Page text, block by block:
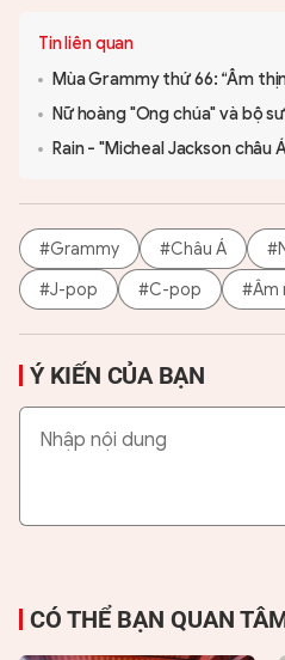
Tin liên quan
Mùa Grammy thứ 66: “Âm
Nữ hoàng "Ong chúa" và bộ
Rain - "Micheal Jackson châu
#Grammy #Châu Á
#J-pop
#C-pop #Âm
Ý KIẾN CỦA BẠN
CÓ THỂ BẠN QUAN